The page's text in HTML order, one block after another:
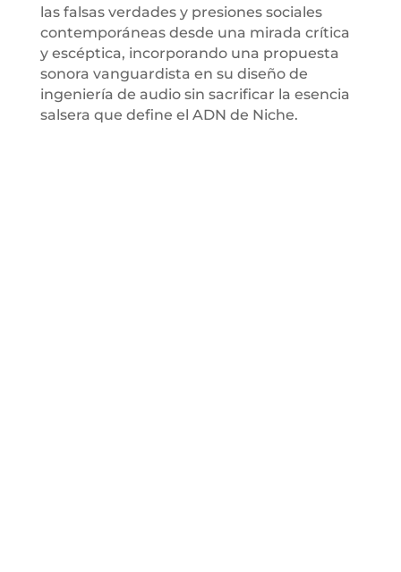
las falsas verdades y presiones sociales
contemporáneas desde una mirada crítica
y escéptica, incorporando una propuesta
sonora vanguardista en su diseño de
ingeniería de audio sin sacrificar la esencia
salsera que define el ADN de Niche.